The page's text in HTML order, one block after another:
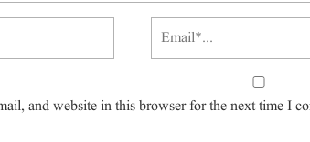
and website in this browser for the next time I